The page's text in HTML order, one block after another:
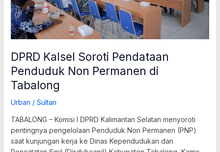
DPRD Kalsel Soroti Pendataan
Penduduk Non Permanen di
Tabalong
Urban / Sultan
TABALONG – Komisi I DPRD Kalimantan Selatan menyoroti
pentingnya pengelolaan Penduduk Non Permanen (PNP)
saat kunjungan kerja ke Dinas Kependudukan dan